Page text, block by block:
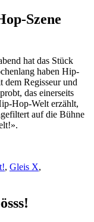
Szene
hat das Stück
haben Hip-
Regisseur und
das einerseits
Hop-Welt erzählt,
auf die Bühne
, Gleis X,